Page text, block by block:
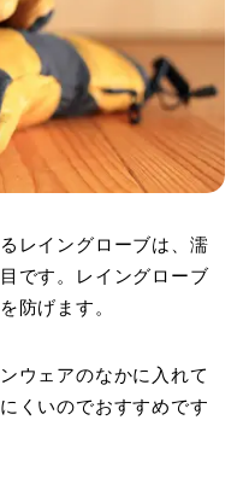
レイングローブは、濡
です。レイングローブ
防げます。
ウェアのなかに入れて
くいのでおすすめです